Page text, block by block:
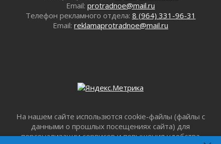
В музей всей семьёй
01 августа 2026
Все силы в кулак
Айда на пляж!
01 августа 2026
Один в поле — не воин
Email: protradnoe@mail.ru
Телефон рекламного отдела: 8 (964) 331-96-31
Email: reklamaprotradnoe@mail.ru
На нашем сайте использются cookie-файлы (файлы с
данными о прошлых посещениях сайта) для
персонализации сервисов и повышения удобства